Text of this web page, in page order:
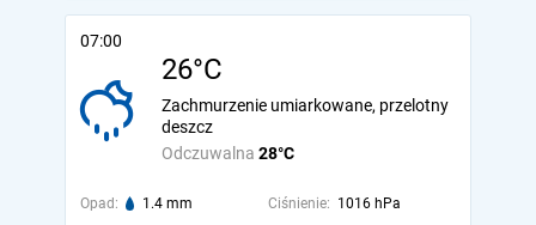
07:00
26°C
Odczuwalna 28°C
Zachmurzenie umiarkowane, przelotny
deszcz
Opad: 1.4 mm Ciśnienie: 1016 hPa